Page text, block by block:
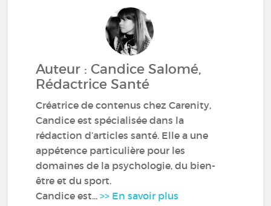
Auteur : Candice Salomé,
Rédactrice Santé
Créatrice de contenus chez Carenity,
Candice est spécialisée dans la
rédaction d’articles santé. Elle a une
appétence particulière pour les
domaines de la psychologie, du bien-
être et du sport.
Candice est...>> En savoir plus